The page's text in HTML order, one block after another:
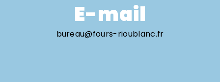
E-mail
bureau@fours-rioublanc.fr